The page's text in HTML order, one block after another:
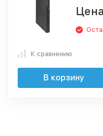
К сравнению
В корзину